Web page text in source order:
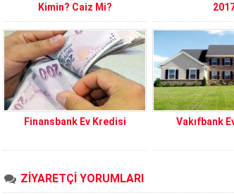
Kimin? Caiz Mi?
Finansbank Ev Kredisi Vakıfbank
ZİYARETÇİ YORUMLARI